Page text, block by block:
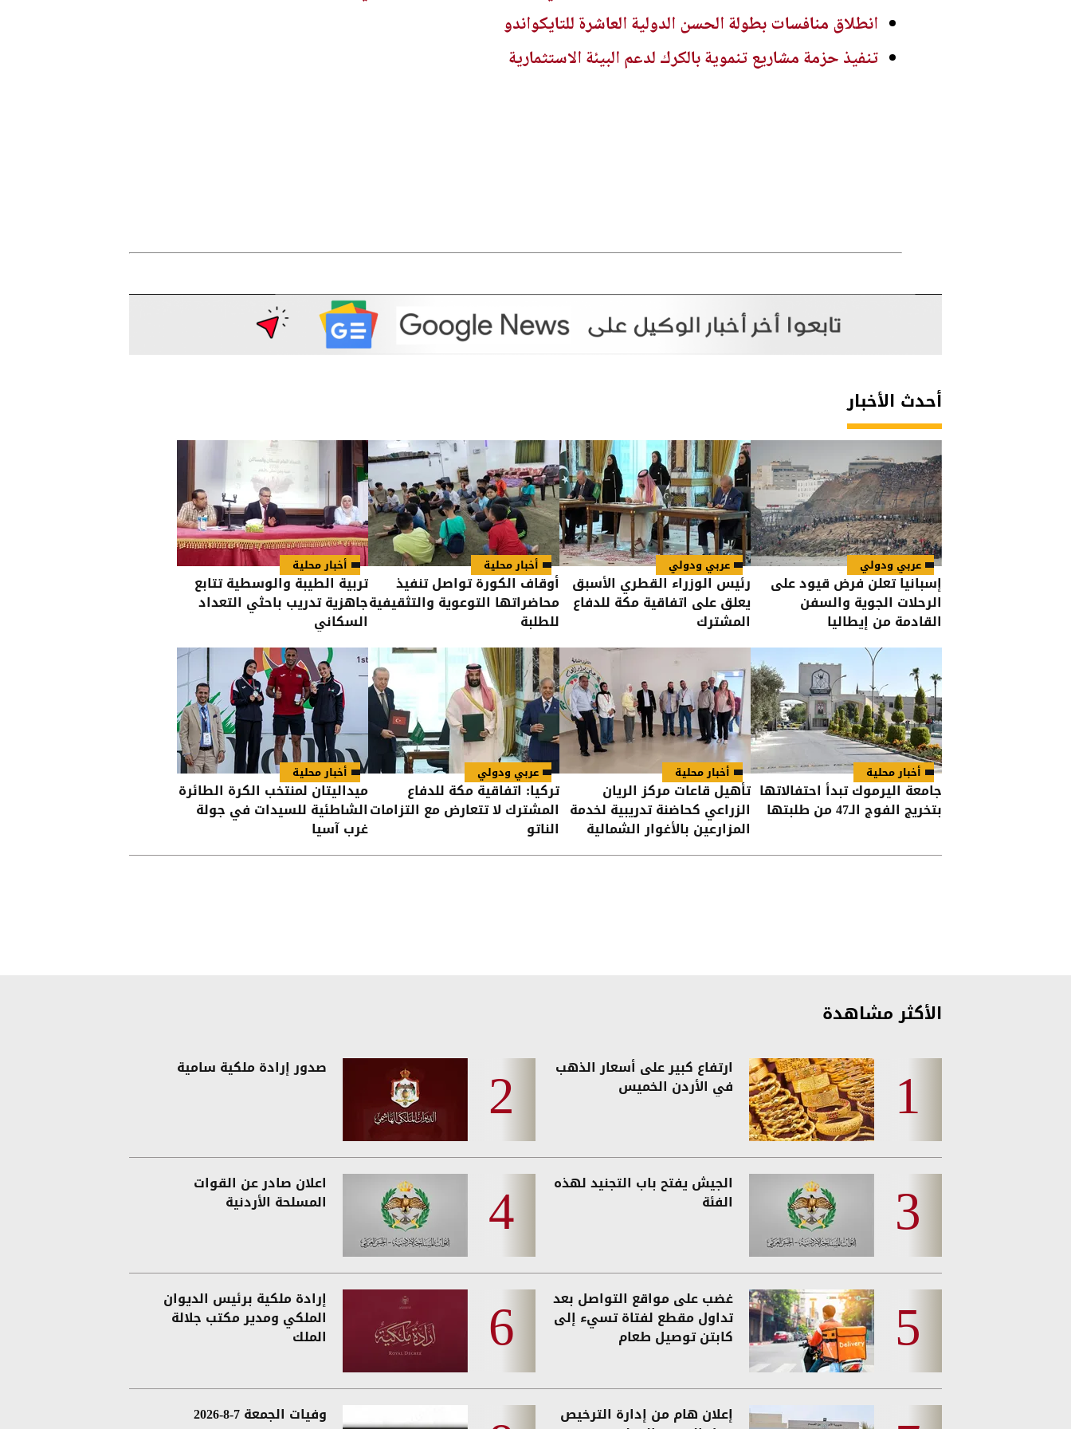
انطلاق منافسات بطولة الحسن الدولية العاشرة للتايكواندو
تنفيذ حزمة مشاريع تنموية بالكرك لدعم البيئة الاستثمارية
أحدث الأخبار
عربي ودولي
إسبانيا تعلن فرض قيود على
الرحلات الجوية والسفن
القادمة من إيطاليا
عربي ودولي
رئيس الوزراء القطري الأسبق
يعلق على اتفاقية مكة للدفاع
المشترك
أخبار محلية
أوقاف الكورة تواصل تنفيذ
محاضراتها التوعوية والتثقيفية
للطلبة
أخبار محلية
تربية الطيبة والوسطية تتابع
جاهزية تدريب باحثي التعداد
السكاني
أخبار محلية
جامعة اليرموك تبدأ احتفالاتها
بتخريج الفوج الـ47 من طلبتها
أخبار محلية
تأهيل قاعات مركز الريان
الزراعي كحاضنة تدريبية لخدمة
المزارعين بالأغوار الشمالية
عربي ودولي
تركيا: اتفاقية مكة للدفاع
المشترك لا تتعارض مع التزامات
الناتو
أخبار محلية
ميداليتان لمنتخب الكرة الطائرة
الشاطئية للسيدات في جولة
غرب آسيا
الأكثر مشاهدة
ارتفاع كبير على أسعار الذهب
في الأردن الخميس
صدور إرادة ملكية سامية
الجيش يفتح باب التجنيد لهذه
الفئة
اعلان صادر عن القوات
المسلحة الأردنية
غضب على مواقع التواصل بعد
تداول مقطع لفتاة تسيء إلى
كابتن توصيل طعام
إرادة ملكية برئيس الديوان
الملكي ومدير مكتب جلالة
الملك
إعلان هام من إدارة الترخيص وفيات الجمعة 7-8-2026